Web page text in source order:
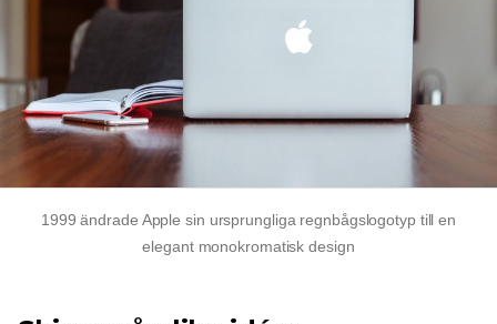
1999 ändrade Apple sin ursprungliga regnbågslogotyp till en
elegant monokromatisk design